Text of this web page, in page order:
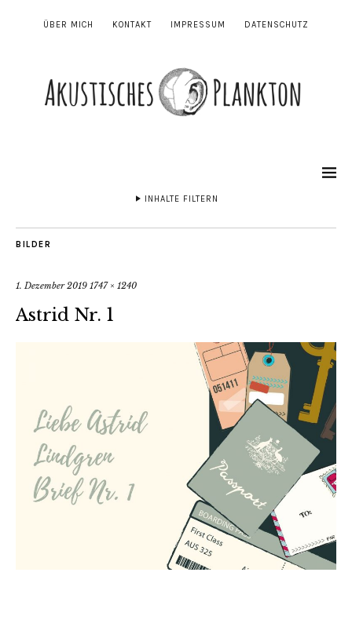
ÜBER MICH KONTAKT IMPRESSUM DATENSCHUTZ
INHALTE FILTERN
BILDER
1. Dezember 2019 1747 × 1240
Astrid Nr. 1